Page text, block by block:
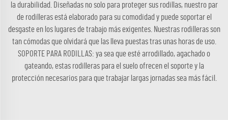
la durabilidad. Diseñadas no solo para proteger sus rodillas, nuestro par
de rodilleras está elaborado para su comodidad y puede soportar el
desgaste en los lugares de trabajo más exigentes. Nuestras rodilleras son
tan cómodas que olvidará que las lleva puestas tras unas horas de uso.
SOPORTE PARA RODILLAS: ya sea que esté arrodillado, agachado o
gateando, estas rodilleras para el suelo ofrecen el soporte y la
protección necesarios para que trabajar largas jornadas sea más fácil.